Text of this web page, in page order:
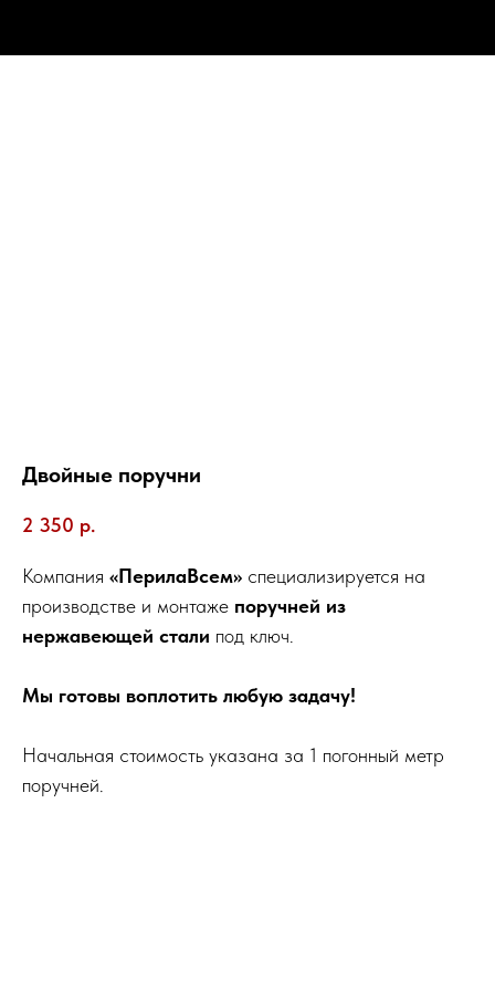
Двойные поручни
2 350 р.
Компания «ПерилаВсем» специализируется на
производстве и монтаже поручней из
нержавеющей стали под ключ.
Мы готовы воплотить любую задачу!
Начальная стоимость указана за 1 погонный метр
поручней.